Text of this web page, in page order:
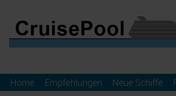
Home Empfehlungen Neue Schiffe